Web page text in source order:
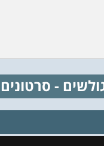
- סרטונים